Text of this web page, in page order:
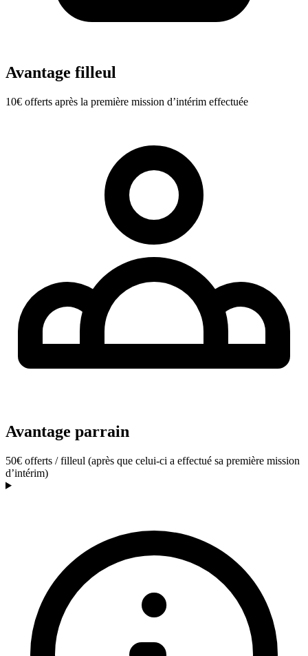
Avantage filleul
10€ offerts après la première mission d’intérim effectuée
Avantage parrain
50€ offerts / filleul (après que celui-ci a effectué sa première mission
d’intérim)